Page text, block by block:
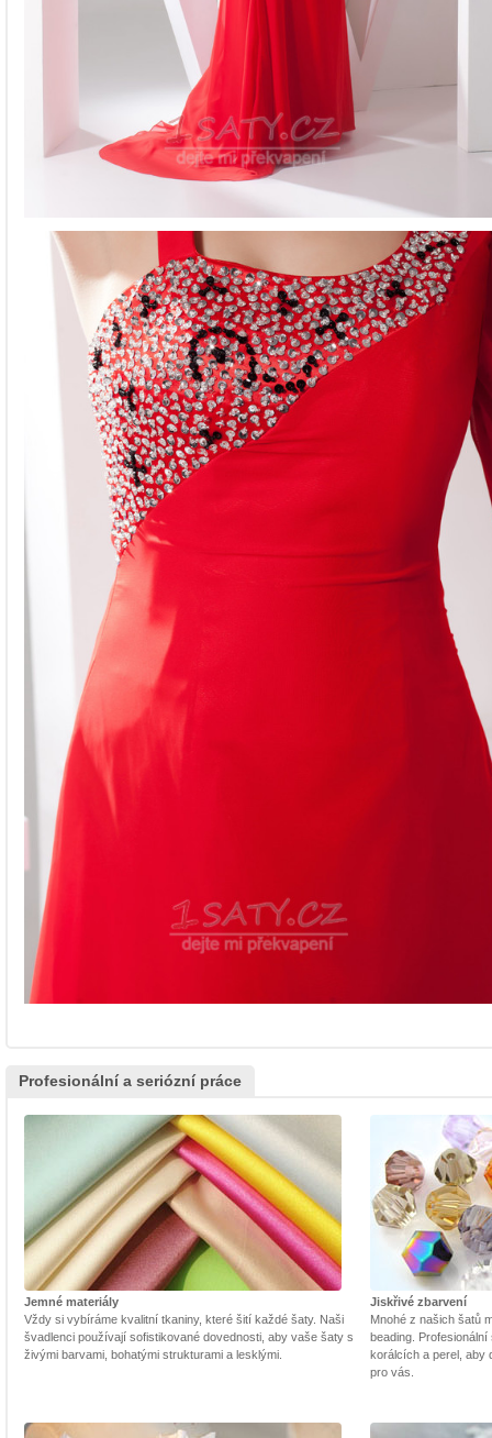
Profesionální a seriózní práce
Jemné materiály
Vždy si vybíráme kvalitní tkaniny, které šití každé šaty. Naši
švadlenci používají sofistikované dovednosti, aby vaše šaty s
živými barvami, bohatými strukturami a lesklými.
Jiskřivé zbarvení
Mnohé z našich šatů
beading.
korálcích a perel, aby
pro vás.